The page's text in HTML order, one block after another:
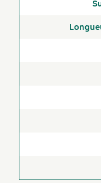
Activités et